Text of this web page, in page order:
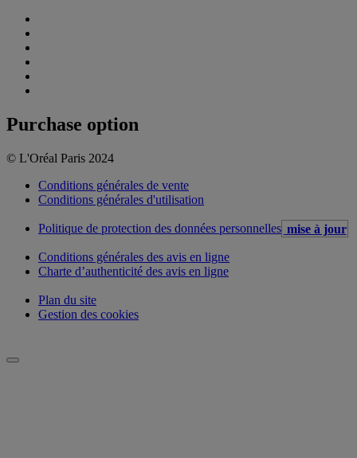
Purchase option
© L'Oréal Paris 2024
Conditions générales de vente
Conditions générales d'utilisation
Politique de protection des données personnelles mise à jour
Conditions générales des avis en ligne
Charte d’authenticité des avis en ligne
Plan du site
Gestion des cookies